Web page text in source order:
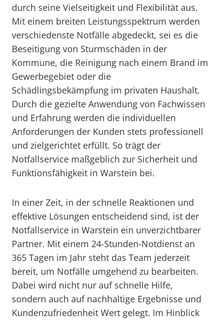
durch seine Vielseitigkeit und Flexibilität aus.
Mit einem breiten Leistungsspektrum werden
verschiedenste Notfälle abgedeckt, sei es die
Beseitigung von Sturmschäden in der
Kommune, die Reinigung nach einem Brand im
Gewerbegebiet oder die
Schädlingsbekämpfung im privaten Haushalt.
Durch die gezielte Anwendung von Fachwissen
und Erfahrung werden die individuellen
Anforderungen der Kunden stets professionell
und zielgerichtet erfüllt. So trägt der
Notfallservice maßgeblich zur Sicherheit und
Funktionsfähigkeit in Warstein bei.
In einer Zeit, in der schnelle Reaktionen und
effektive Lösungen entscheidend sind, ist der
Notfallservice in Warstein ein unverzichtbarer
Partner. Mit einem 24-Stunden-Notdienst an
365 Tagen im Jahr steht das Team jederzeit
bereit, um Notfälle umgehend zu bearbeiten.
Dabei wird nicht nur auf schnelle Hilfe,
sondern auch auf nachhaltige Ergebnisse und
Kundenzufriedenheit Wert gelegt. Im Hinblick